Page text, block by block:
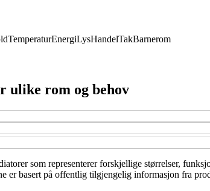
TemperaturEnergiLysHandelTakBarnerom
ulike rom og behov
som representerer forskjellige størrelser,
er basert på offentlig tilgjengelig informasjon fra